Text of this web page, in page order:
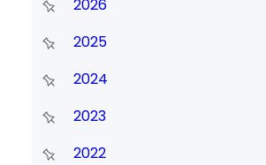
2026
2025
2024
2023
2022